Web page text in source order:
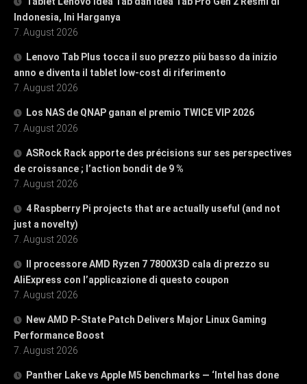
Indonesia, Ini Harganya
7. August 2026
Lenovo Tab Plus tocca il suo prezzo più basso da inizio
anno e diventa il tablet low-cost di riferimento
7. August 2026
Los NAS de QNAP ganan el premio TWICE VIP 2026
7. August 2026
ASRock Rack apporte des précisions sur ses perspectives
de croissance ; l’action bondit de 9 %
7. August 2026
4 Raspberry Pi projects that are actually useful (and not
just a novelty)
7. August 2026
Il processore AMD Ryzen 7 7800X3D cala di prezzo su
AliExpress con l’applicazione di questo coupon
7. August 2026
New AMD P-State Patch Delivers Major Linux Gaming
Performance Boost
7. August 2026
Panther Lake vs Apple M5 benchmarks — ‘Intel has done